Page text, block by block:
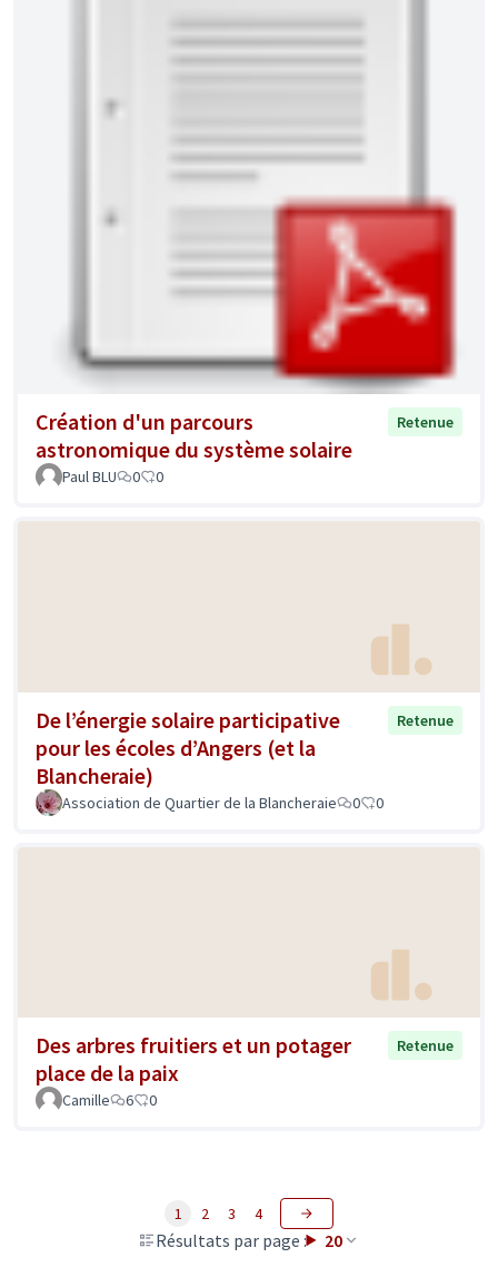
Création d'un parcours
astronomique du système solaire
Retenue
Paul BLU 0 0
De l’énergie solaire participative
pour les écoles d’Angers (et la
Blancheraie)
Retenue
Association de Quartier de la Blancheraie 0 0
Des arbres fruitiers et un potager
place de la paix
Retenue
Camille 6 0
Résultats par page : 20
1 2 3 4